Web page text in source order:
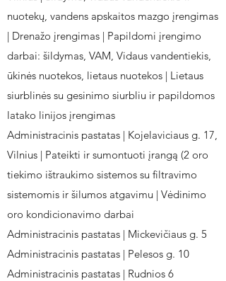
nuotekų, vandens apskaitos mazgo įrengimas
| Drenažo įrengimas | Papildomi įrengimo
darbai: šildymas, VAM, Vidaus vandentiekis,
ūkinės nuotekos, lietaus nuotekos | Lietaus
siurblinės su gesinimo siurbliu ir papildomos
latako linijos įrengimas
Administracinis pastatas | Kojelaviciaus g. 17,
Vilnius | Pateikti ir sumontuoti įrangą (2 oro
tiekimo ištraukimo sistemos su filtravimo
sistemomis ir šilumos atgavimu | Vėdinimo
oro kondicionavimo darbai
Administracinis pastatas | Mickevičiaus g. 5
Administracinis pastatas | Pelesos g. 10
Administracinis pastatas | Rudnios 6